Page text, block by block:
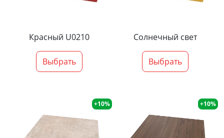
Красный U0210
Выбрать
Солнечный свет
Выбрать
+10% +10%